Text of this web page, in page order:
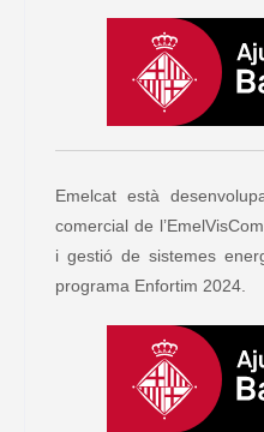
Emelcat està
comercial de
i gestió de sistemes
programa Enfortim 2024.